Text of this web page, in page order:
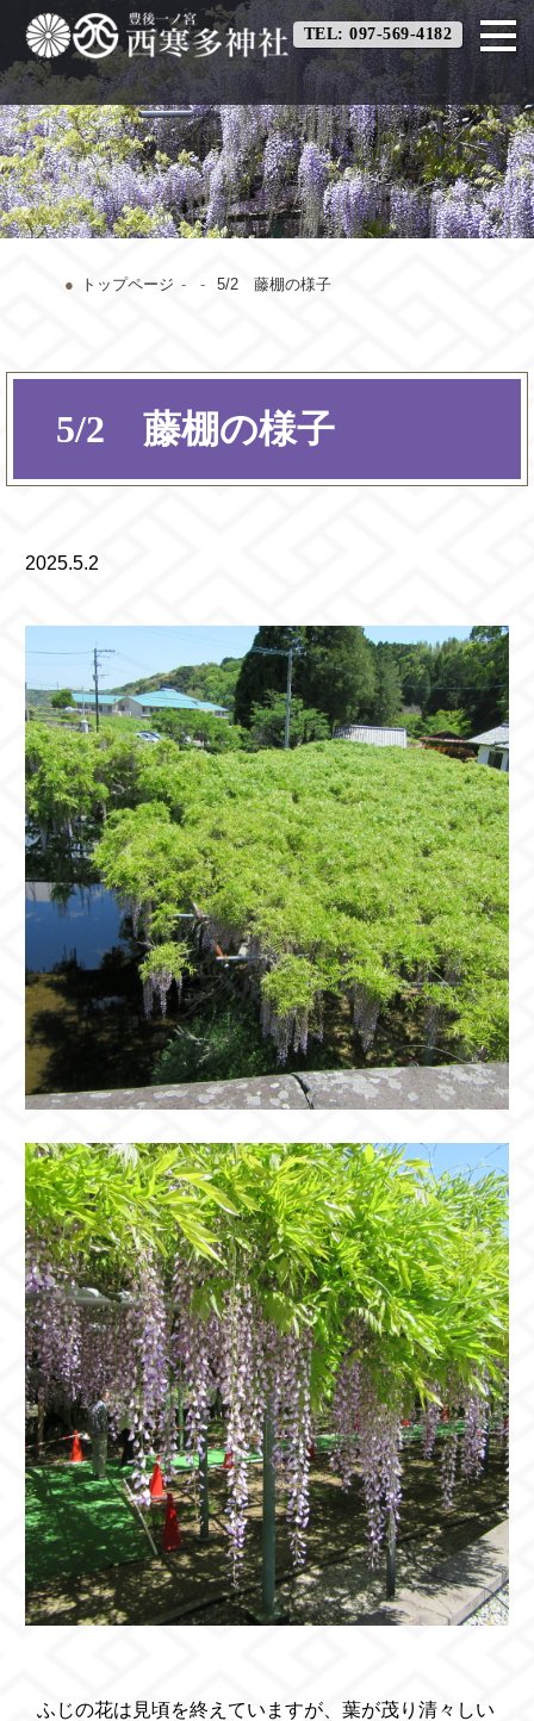
TEL: 097-569-4182
トップページ 5/2 藤棚の様子
5/2 藤棚の様子
2025.5.2
ふじの花は見頃を終えていますが、葉が茂り清々しい